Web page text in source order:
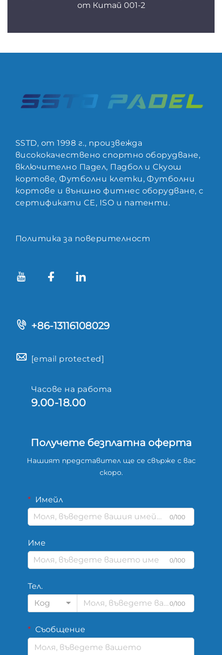
от Китай 001-2
SSTD, от 1998 г., произвежда
висококачествено спортно оборудване,
включително Падел, Падбол и Скуош
кортове, Футболни клетки, Футболни
кортове и външно фитнес оборудване, с
сертификати CE, ISO и патенти.
Политика за поверителност
+86-13116108029
[email protected]
Часове на работа
9.00-18.00
Получете безплатна оферта
Нашият представител ще се свърже с вас
скоро.
Имейл
0/100
Име
0/100
Тел.
Код
0/100
Съобщение